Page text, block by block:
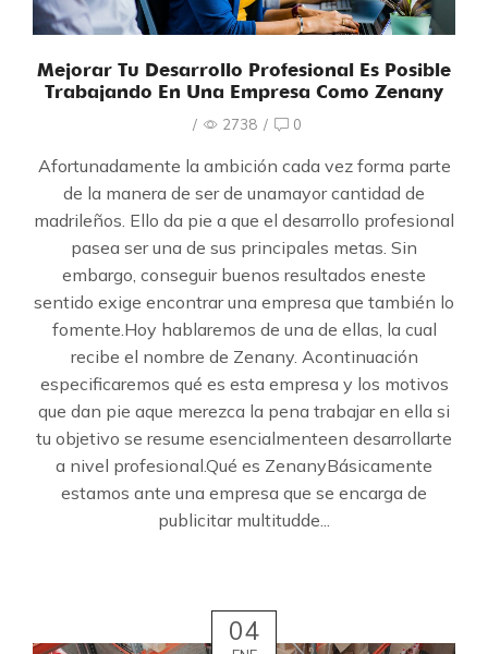
Mejorar Tu Desarrollo Profesional Es Posible
Trabajando En Una Empresa Como Zenany
/ 2738 / 0
Afortunadamente la ambición cada vez forma parte
de la manera de ser de unamayor cantidad de
madrileños. Ello da pie a que el desarrollo profesional
pasea ser una de sus principales metas. Sin
embargo, conseguir buenos resultados eneste
sentido exige encontrar una empresa que también lo
fomente.Hoy hablaremos de una de ellas, la cual
recibe el nombre de Zenany. Acontinuación
especificaremos qué es esta empresa y los motivos
que dan pie aque merezca la pena trabajar en ella si
tu objetivo se resume esencialmenteen desarrollarte
a nivel profesional.Qué es ZenanyBásicamente
estamos ante una empresa que se encarga de
publicitar multitudde...
04